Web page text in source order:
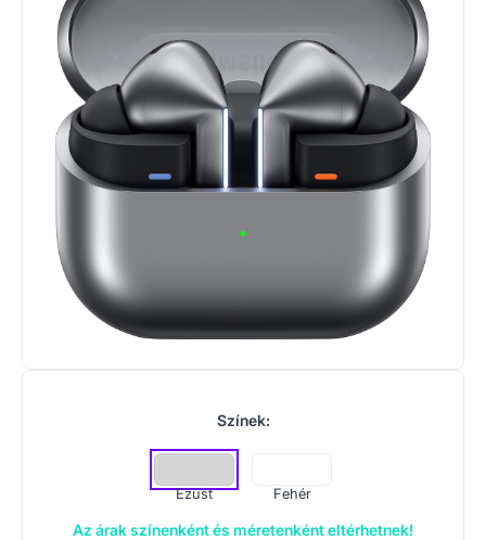
Színek:
Ezüst Fehér
Az árak színenként és méretenként eltérhetnek!